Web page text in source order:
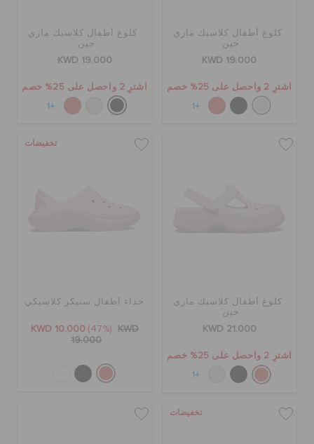
كلوغ أطفال كلاسيك ماري
جين
KWD 19.000
اشترِ 2 واحصل على 25% خصم
+1
كلوغ أطفال كلاسيك ماري
جين
KWD 19.000
اشترِ 2 واحصل على 25% خصم
+1
كلوغ أطفال كلاسيك ماري
جين
KWD 21.000
اشترِ 2 واحصل على 25% خصم
+1
تخفيضات
حذاء أطفال سنيكر كلاسيكي
KWD 10.000 (47%)
KWD
19.000
تخفيضات